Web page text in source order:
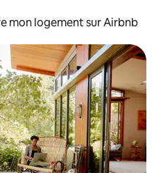
mon logement sur Airbnb